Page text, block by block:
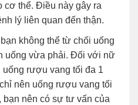
cơ thể. Điều này gây ra
lý liên quan đến thận.
không thể từ chối uống
uống vừa phải. Đối với nữ
rượu vang tối đa 1
nên uống rượu vang tối
bạn nên có sự tư vấn của